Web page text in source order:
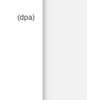
(dpa)